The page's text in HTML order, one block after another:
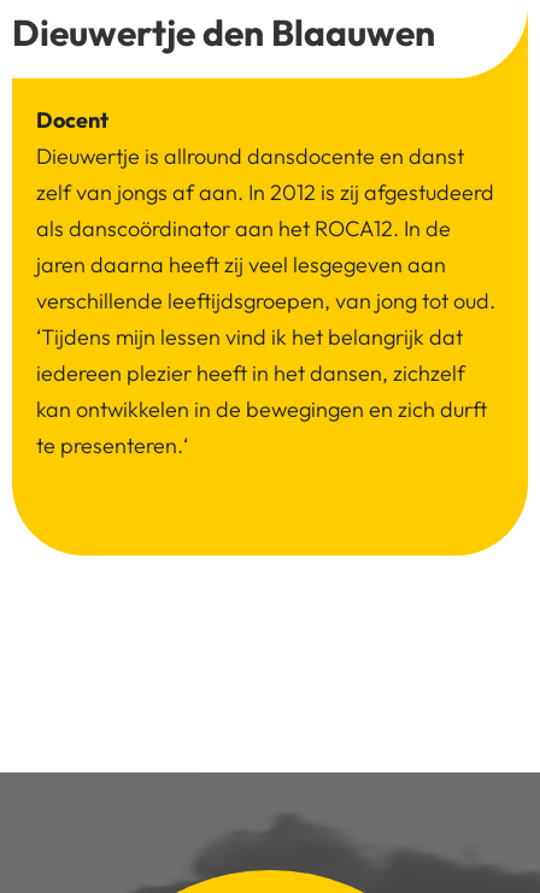
Dieuwertje den Blaauwen
Docent
Dieuwertje is allround dansdocente en danst
zelf van jongs af aan. In 2012 is zij afgestudeerd
als danscoördinator aan het ROCA12. In de
jaren daarna heeft zij veel lesgegeven aan
verschillende leeftijdsgroepen, van jong tot oud.
‘Tijdens mijn lessen vind ik het belangrijk dat
iedereen plezier heeft in het dansen, zichzelf
kan ontwikkelen in de bewegingen en zich durft
te presenteren.‘